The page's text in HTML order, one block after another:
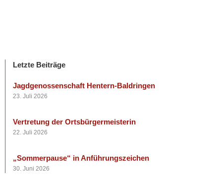
Letzte Beiträge
Jagdgenossenschaft Hentern-Baldringen
23. Juli 2026
Vertretung der Ortsbürgermeisterin
22. Juli 2026
„Sommerpause“ in Anführungszeichen
30. Juni 2026